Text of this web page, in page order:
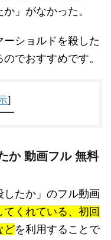
」がなかった。
ショルドを殺した
でおすすめです。
]
か 動画フル 無料
したか」のフル動画
くれている、初回
どを利用することで